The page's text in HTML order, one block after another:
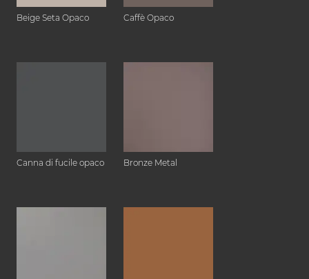
Beige Seta Opaco Caffè Opaco
Canna di fucile opaco Bronze Metal